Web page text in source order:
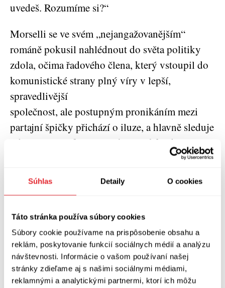
Súhlas Detaily O cookies
Táto stránka používa súbory cookies
Súbory cookie používame na prispôsobenie obsahu a
reklám, poskytovanie funkcií sociálnych médií a analýzu
návštevnosti. Informácie o vašom používaní našej
stránky zdieľame aj s našimi sociálnymi médiami,
reklamnými a analytickými partnermi, ktorí ich môžu
uvedeš. Rozumíme si?“
Morselli se ve svém „nejangažovanějším“
románě pokusil nahlédnout do světa politiky
zdola, očima řadového člena, který vstoupil do
komunistické strany plný víry v lepší,
spravedlivější
společnost, ale postupným pronikáním mezi
partajní špičky přichází o iluze, a hlavně sleduje
odtrženost profesionálních politiků od života a
problémů jejich voličů. Rozhodně však jeho
kritikou, autor pouze reflektuje rozčarování
kdy došlo ke zhroucení idolů i ideálů, na které
komunistická strana nereagovala zrovna pružně.
Román navíc nemá jen politickou dimenzi,
Walter řeší i své soukromé problémy, narativní
linka jeho politického života je pevně